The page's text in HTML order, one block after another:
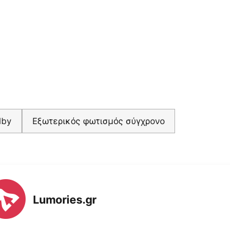
Εξωτερικός φωτισμός σύγχρονο
Lumories.gr